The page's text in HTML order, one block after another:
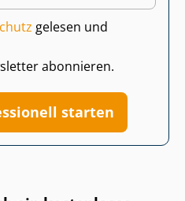
gelesen und
abonnieren.
starten